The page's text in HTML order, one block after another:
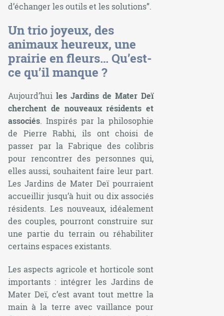
d’échanger les outils et les solutions”.
Un trio joyeux, des
animaux heureux, une
prairie en fleurs… Qu’est-
ce qu’il manque ?
Aujourd’huiles Jardins de Mater Deï
cherchent de nouveaux résidents et
associés. Inspirés par la philosophie
de Pierre Rabhi, ils ont choisi de
passer par la Fabrique des colibris
pour rencontrer des personnes qui,
elles aussi, souhaitent faire leur part.
Les Jardins de Mater Deï pourraient
accueillir jusqu’à huit ou dix associés
résidents. Les nouveaux, idéalement
des couples, pourront construire sur
une partie du terrain ou réhabiliter
certains espaces existants.
Les aspects agricole et horticole sont
importants : intégrer les Jardins de
Mater Deï, c’est avant tout mettre la
main à la terre avec vaillance pour